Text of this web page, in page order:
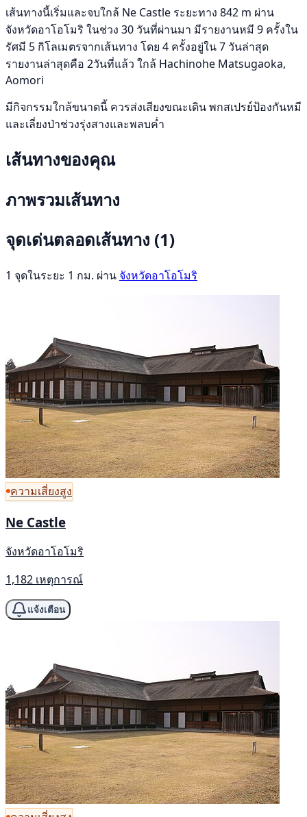
เส้นทางนี้เริ่มและจบใกล้ Ne Castle ระยะทาง 842 m ผ่าน
จังหวัดอาโอโมริ ในช่วง 30 วันที่ผ่านมา มีรายงานหมี 9 ครั้งใน
รัศมี 5 กิโลเมตรจากเส้นทาง โดย 4 ครั้งอยู่ใน 7 วันล่าสุด
รายงานล่าสุดคือ 2วันที่แล้ว ใกล้ Hachinohe Matsugaoka,
Aomori
มีกิจกรรมใกล้ขนาดนี้ ควรส่งเสียงขณะเดิน พกสเปรย์ป้องกันหมี
และเลี่ยงป่าช่วงรุ่งสางและพลบค่ำ
เส้นทางของคุณ
ภาพรวมเส้นทาง
จุดเด่นตลอดเส้นทาง (1)
1 จุดในระยะ 1 กม. ผ่าน จังหวัดอาโอโมริ
ความเสี่ยงสูง
Ne Castle
จังหวัดอาโอโมริ
1,182 เหตุการณ์
แจ้งเตือน